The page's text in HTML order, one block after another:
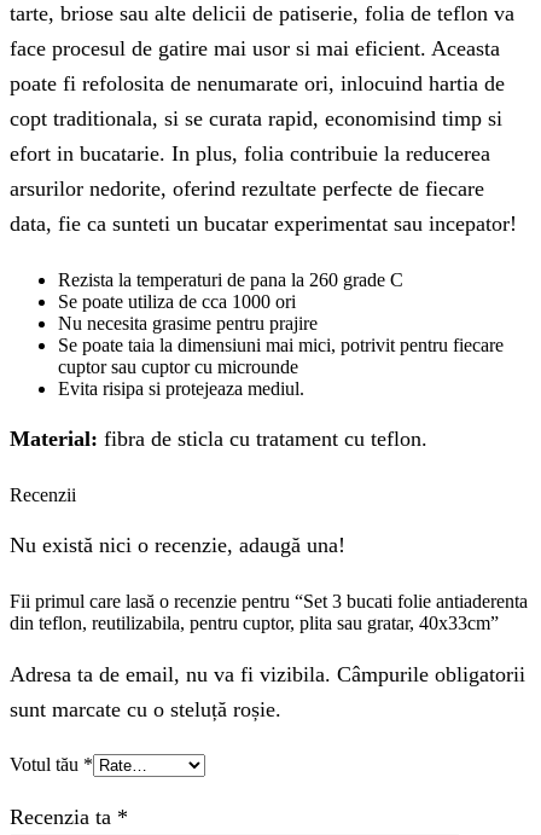
tarte, briose sau alte delicii de patiserie, folia de teflon va
face procesul de gatire mai usor si mai eficient. Aceasta
poate fi refolosita de nenumarate ori, inlocuind hartia de
copt traditionala, si se curata rapid, economisind timp si
efort in bucatarie. In plus, folia contribuie la reducerea
arsurilor nedorite, oferind rezultate perfecte de fiecare
data, fie ca sunteti un bucatar experimentat sau incepator!
Rezista la temperaturi de pana la 260 grade C
Se poate utiliza de cca 1000 ori
Nu necesita grasime pentru prajire
Se poate taia la dimensiuni mai mici, potrivit pentru fiecare
cuptor sau cuptor cu microunde
Evita risipa si protejeaza mediul.
Material: fibra de sticla cu tratament cu teflon.
Recenzii
Nu există nici o recenzie, adaugă una!
Fii primul care lasă o recenzie pentru “Set 3 bucati folie antiaderenta
din teflon, reutilizabila, pentru cuptor, plita sau gratar, 40x33cm”
Adresa ta de email, nu va fi vizibila. Câmpurile obligatorii
sunt marcate cu o steluță roșie.
Votul tău *
Recenzia ta *